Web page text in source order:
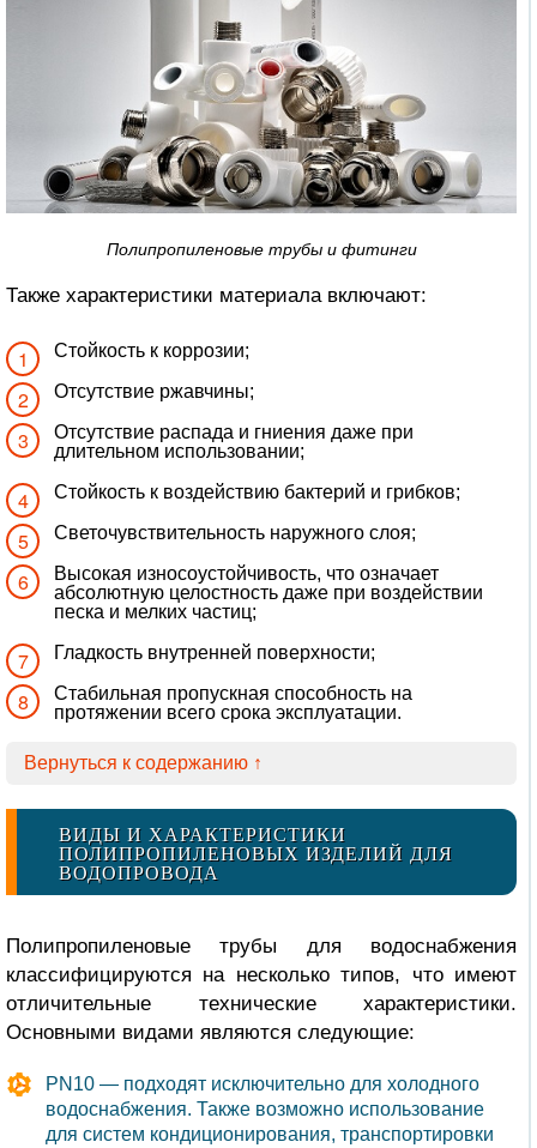
Полипропиленовые трубы и фитинги
Также характеристики материала включают:
Стойкость к коррозии;
Отсутствие ржавчины;
Отсутствие распада и гниения даже при
длительном использовании;
Стойкость к воздействию бактерий и грибков;
Светочувствительность наружного слоя;
Высокая износоустойчивость, что означает
абсолютную целостность даже при воздействии
песка и мелких частиц;
Гладкость внутренней поверхности;
Стабильная пропускная способность на
протяжении всего срока эксплуатации.
Вернуться к содержанию ↑
ВИДЫ И ХАРАКТЕРИСТИКИ
ПОЛИПРОПИЛЕНОВЫХ ИЗДЕЛИЙ ДЛЯ
ВОДОПРОВОДА
Полипропиленовые трубы для водоснабжения
классифицируются на несколько типов, что имеют
отличительные технические характеристики.
Основными видами являются следующие:
PN10 — подходят исключительно для холодного
водоснабжения. Также возможно использование
для систем кондиционирования, транспортировки